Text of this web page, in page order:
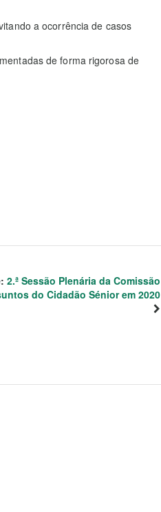
a ocorrência de casos
de forma rigorosa de
2.ª Sessão Plenária da Comissão
do Cidadão Sénior em 2020